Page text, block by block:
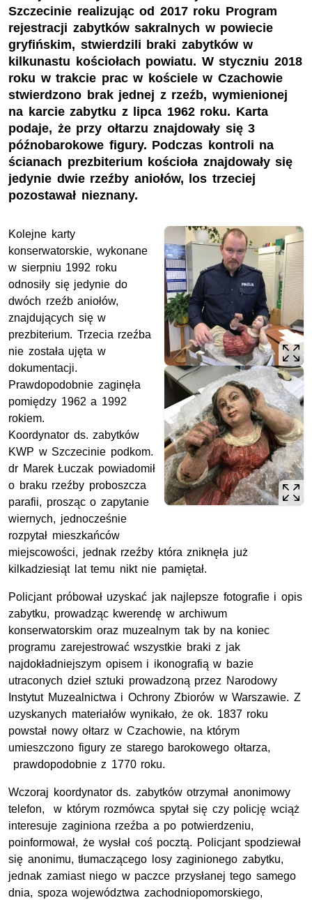
Szczecinie realizując od 2017 roku Program
rejestracji zabytków sakralnych w powiecie
gryfińskim, stwierdzili braki zabytków w
kilkunastu kościołach powiatu. W styczniu 2018
roku w trakcie prac w kościele w Czachowie
stwierdzono brak jednej z rzeźb, wymienionej
na karcie zabytku z lipca 1962 roku. Karta
podaje, że przy ołtarzu znajdowały się 3
późnobarokowe figury. Podczas kontroli na
ścianach prezbiterium kościoła znajdowały się
jedynie dwie rzeźby aniołów, los trzeciej
pozostawał nieznany.
Kolejne karty
konserwatorskie, wykonane
w sierpniu 1992 roku
odnosiły się jedynie do
dwóch rzeźb aniołów,
znajdujących się w
prezbiterium. Trzecia rzeźba
nie została ujęta w
dokumentacji.
Prawdopodobnie zaginęła
pomiędzy 1962 a 1992
rokiem.
Koordynator ds. zabytków
KWP w Szczecinie podkom.
dr Marek Łuczak powiadomił
o braku rzeźby proboszcza
parafii, prosząc o zapytanie
wiernych, jednocześnie
rozpytał mieszkańców
miejscowości, jednak rzeźby która zniknęła już
kilkadziesiąt lat temu nikt nie pamiętał.
Policjant próbował uzyskać jak najlepsze fotografie i opis
zabytku, prowadząc kwerendę w archiwum
konserwatorskim oraz muzealnym tak by na koniec
programu zarejestrować wszystkie braki z jak
najdokładniejszym opisem i ikonografią w bazie
utraconych dzieł sztuki prowadzoną przez Narodowy
Instytut Muzealnictwa i Ochrony Zbiorów w Warszawie. Z
uzyskanych materiałów wynikało, że ok. 1837 roku
powstał nowy ołtarz w Czachowie, na którym
umieszczono figury ze starego barokowego ołtarza,
prawdopodobnie z 1770 roku.
Wczoraj koordynator ds. zabytków otrzymał anonimowy
telefon, w którym rozmówca spytał się czy policję wciąż
interesuje zaginiona rzeźba a po potwierdzeniu,
poinformował, że wysłał coś pocztą. Policjant spodziewał
się anonimu, tłumaczącego losy zaginionego zabytku,
jednak zamiast niego w paczce przysłanej tego samego
dnia, spoza województwa zachodniopomorskiego,